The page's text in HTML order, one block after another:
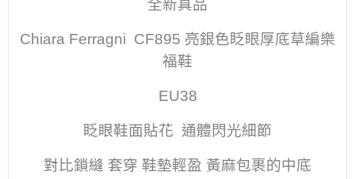
全新真品
Chiara Ferragni CF895 亮銀色眨眼厚底草編樂
福鞋
EU38
眨眼鞋面貼花 通體閃光細節
對比鎖縫 套穿 鞋墊輕盈 黃麻包裹的中底